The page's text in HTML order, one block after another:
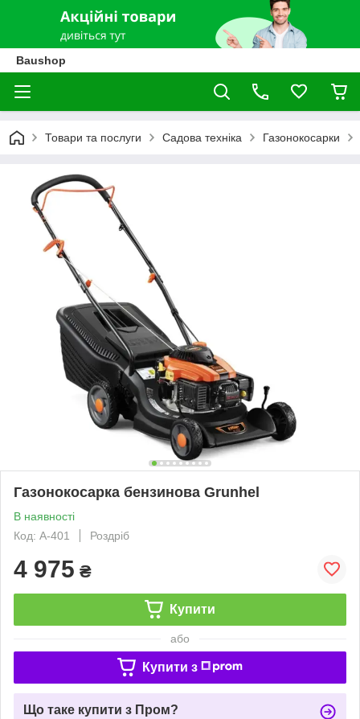
Baushop
Товари та послуги Садова техніка Газонокосарки
Газонокосарка бензинова Grunhel
В наявності
Код: A-401
Роздріб
4 975 ₴
Купити
або
Купити з
Що таке купити з Пром?